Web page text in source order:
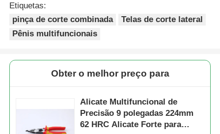
Etiquetas:
pinça de corte combinada
Telas de corte lateral
Pênis multifuncionais
Obter o melhor preço para
Alicate Multifuncional de
Precisão 9 polegadas 224mm
62 HRC Alicate Forte para